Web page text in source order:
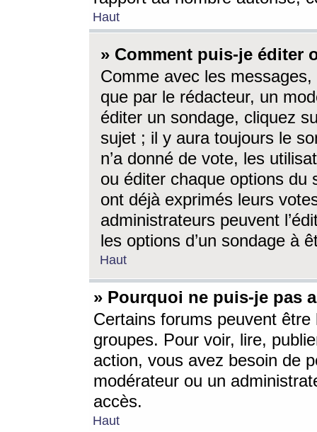
Haut
» Comment puis-je éditer
Comme avec les
que par le rédacteur, un
éditer un sondage, cliquez
sujet ; il y aura toujours le
n’a donné de vote, les
ou éditer chaque options du
ont déjà exprimés leurs
administrateurs peuvent
les options d’un sondage à
Haut
» Pourquoi ne puis-je pas
Certains forums peuvent être
groupes. Pour voir, lire,
action, vous avez besoin de
modérateur ou un
accès.
Haut